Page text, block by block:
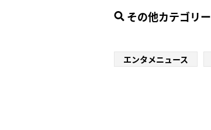
その他カテゴリー
エンタメニュース